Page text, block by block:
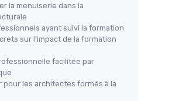
la menuiserie dans la
ayant suivi la formation
sur l’impact de la formation
facilitée par
pour les architectes formés à la